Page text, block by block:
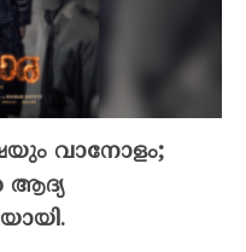
വാനോളം;
ആദ്യ